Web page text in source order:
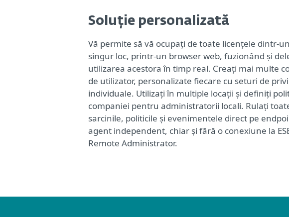
Soluție personalizată
Vă permite să vă ocupați de toate licențele dintr-un
singur loc, printr-un browser web, fuzionând și
utilizarea acestora în timp real. Creați mai multe
de utilizator, personalizate fiecare cu seturi de
individuale. Utilizați în multiple locații și definiți
companiei pentru administratorii locali. Rulați
sarcinile, politicile și evenimentele direct pe
agent independent, chiar și fără o conexiune la
Remote Administrator.